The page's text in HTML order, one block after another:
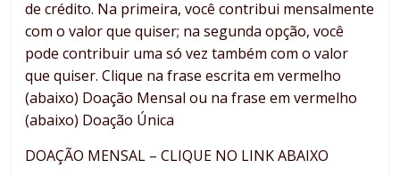
de crédito. Na primeira, você contribui mensalmente
com o valor que quiser; na segunda opção, você
pode contribuir uma só vez também com o valor
que quiser. Clique na frase escrita em vermelho
(abaixo) Doação Mensal ou na frase em vermelho
(abaixo) Doação Única
DOAÇÃO MENSAL – CLIQUE NO LINK ABAIXO